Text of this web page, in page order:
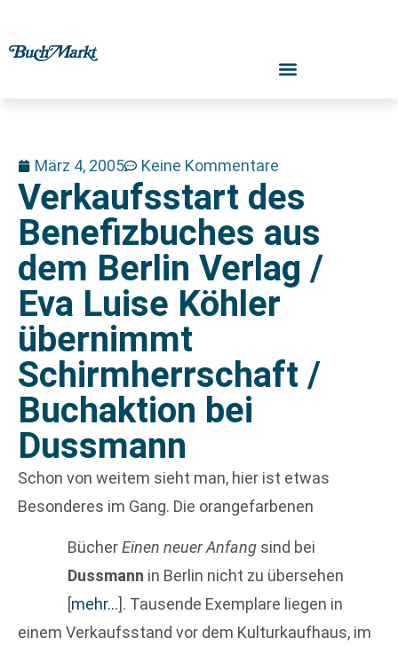
März 4, 2005 Keine Kommentare
Verkaufsstart des
Benefizbuches aus
dem Berlin Verlag /
Eva Luise Köhler
übernimmt
Schirmherrschaft /
Buchaktion bei
Dussmann
Schon von weitem sieht man, hier ist etwas
Besonderes im Gang. Die orangefarbenen
BücherEinen neuer Anfang sind bei
Dussmann in Berlin nicht zu übersehen
[mehr…]. Tausende Exemplare liegen in
einem Verkaufsstand vor dem Kulturkaufhaus, im